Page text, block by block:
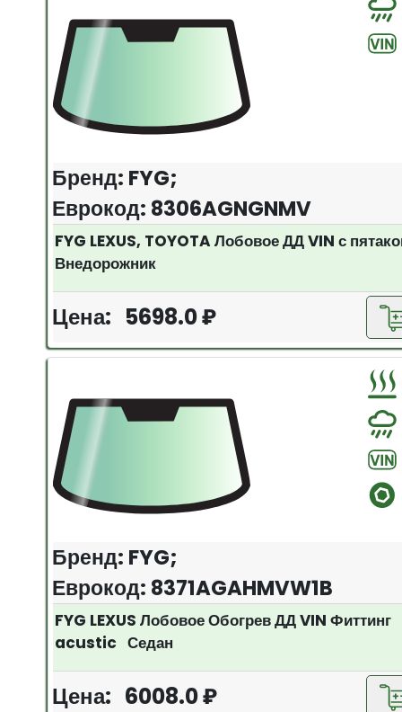
Бренд: FYG;
Еврокод: 8306AGNGNMV
FYG LEXUS, TOYOTA Лобовое ДД VIN с
Внедорожник
Цена: 5698.0 ₽
Бренд: FYG;
Еврокод: 8371AGAHMVW1B
FYG LEXUS Лобовое Обогрев ДД VIN Фиттинг
acustic Седан
Цена: 6008.0 ₽